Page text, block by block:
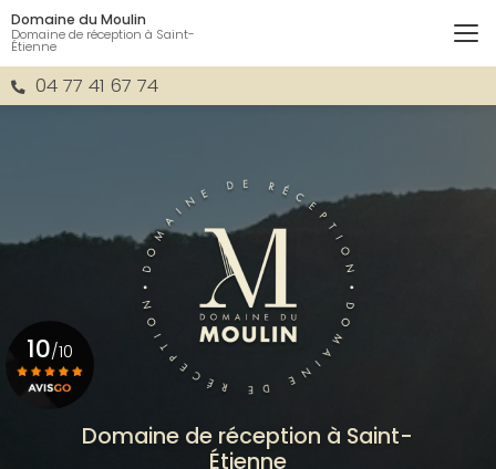
Aller
au
contenu
principal04 77 41 67 74
Domaine du Moulin
Domaine de réception à Saint-
Étienne
Domaine de réception à Saint-
Étienne
10/10